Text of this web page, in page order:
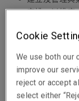
安排，以推廣
追蹤您對我們
進行營銷活動
當您到訪我
議及活動。
Cookie
We use both our
improve our
reject or accept
select either